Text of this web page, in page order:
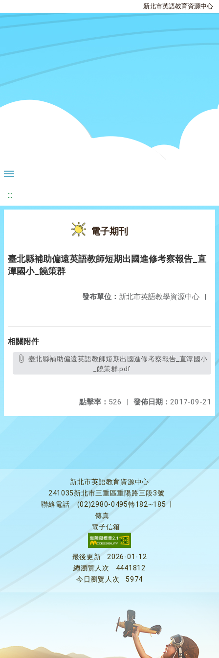
新北市英語教育資源中心
:::
電子期刊
臺北縣補助偏遠英語教師短期出國進修考察報告_直
潭國小_饒策群
發布單位： 新北市英語教學資源中心 |
相關附件
_饒策群.pdf
發佈日期： 2017-09-21
點擊率： 526 |
新北市英語教育資源中心
241035新北市三重區重陽路三段3號
聯絡電話
(02)2980-0495轉182~185
傳真
電子信箱
最後更新
2026-01-12
總瀏覽人次
4441812
今日瀏覽人次
5974